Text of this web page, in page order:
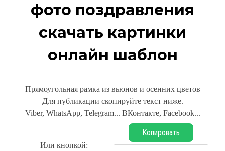
фото поздравления
скачать картинки
онлайн шаблон
Прямоугольная рамка из вьюнов и осенних цветов
Для публикации скопируйте текст ниже.
Viber, WhatsApp, Telegram... ВКонтакте, Facebook...
Или кнопкой:
Копировать